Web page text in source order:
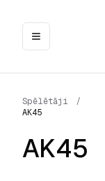
Spēlētāji
/
AK45
AK45